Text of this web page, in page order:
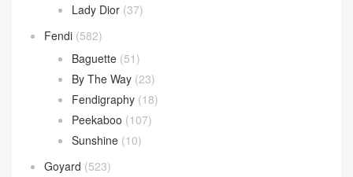
Lady Dior (37)
Fendi (582)
Baguette (51)
By The Way (23)
Fendigraphy (18)
Peekaboo (107)
Sunshine (10)
Goyard (523)